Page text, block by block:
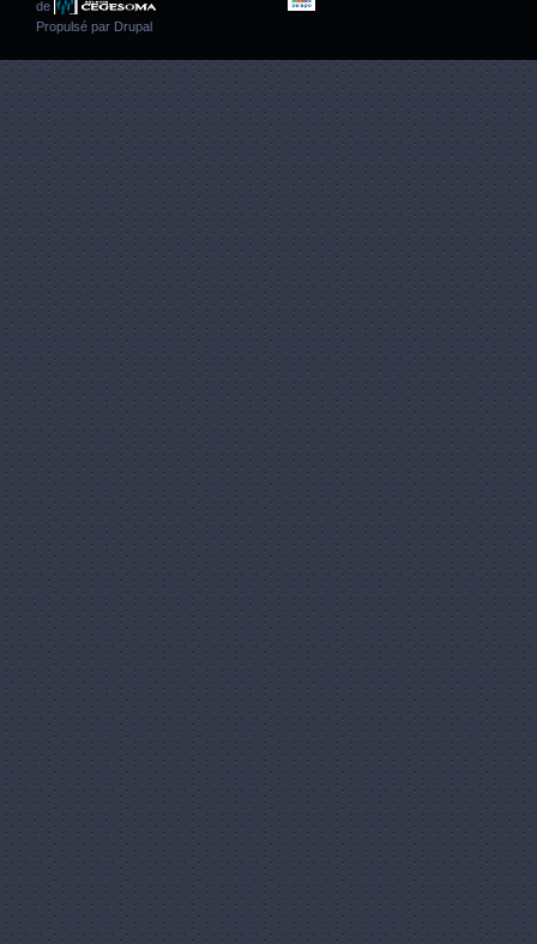
de
Propulsé par Drupal